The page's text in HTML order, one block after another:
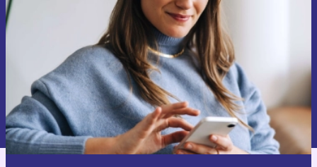
Už nikdy nepromeškej žádnou nabídku.
Chci voucher
Informace o použití osobních údajů najdeš v našich
Zásadách ochrany osobních údajů.